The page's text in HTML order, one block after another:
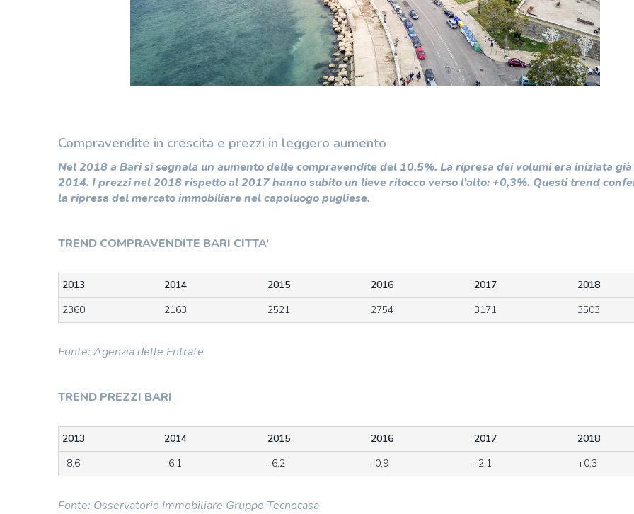
Compravendite in crescita e prezzi in leggero aumento
Nel 2018 a Bari si segnala un aumento delle compravendite del 10,5%. La ripresa dei volumi era iniziata
2014. I prezzi nel 2018 rispetto al 2017 hanno subito un lieve ritocco verso l’alto: +0,3%. Questi trend
la ripresa del mercato immobiliare nel capoluogo pugliese.
TREND COMPRAVENDITE BARI CITTA’
2013 2014 2015 2016 2017
2018
2360
2163 2521 2754 3171 3503
Fonte: Agenzia delle Entrate
TREND PREZZI BARI
2013 2014 2015 2016 2017
2018
-8,6
-6,1 -6,2 -0,9 -2,1 +0,3
Fonte: Osservatorio Immobiliare Gruppo Tecnocasa